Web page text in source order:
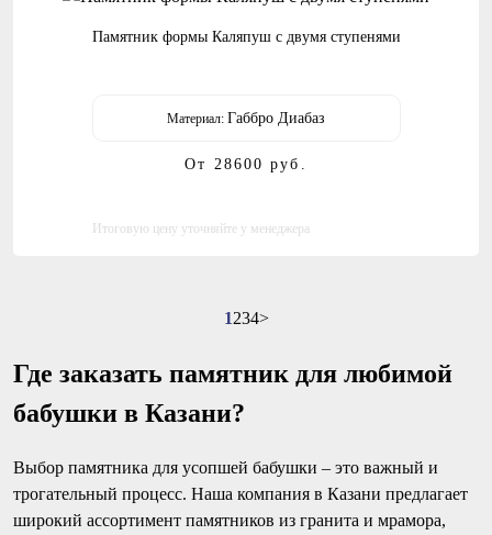
Памятник формы Каляпуш с двумя ступенями
Материал: Габбро Диабаз
От 28600 руб.
Итоговую цену уточняйте у менеджера
1234>
Где заказать памятник для любимой
бабушки в Казани?
Выбор памятника для усопшей бабушки – это важный и
трогательный процесс. Наша компания в Казани предлагает
широкий ассортимент памятников из гранита и мрамора,